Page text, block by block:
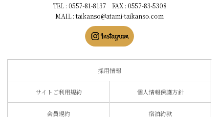
TEL : 0557-81-8137 FAX : 0557-83-5308
MAIL :taikanso@atami-taikanso.com
採用情報
サイトご利用規約 個人情報保護方針
会員規約 宿泊約款